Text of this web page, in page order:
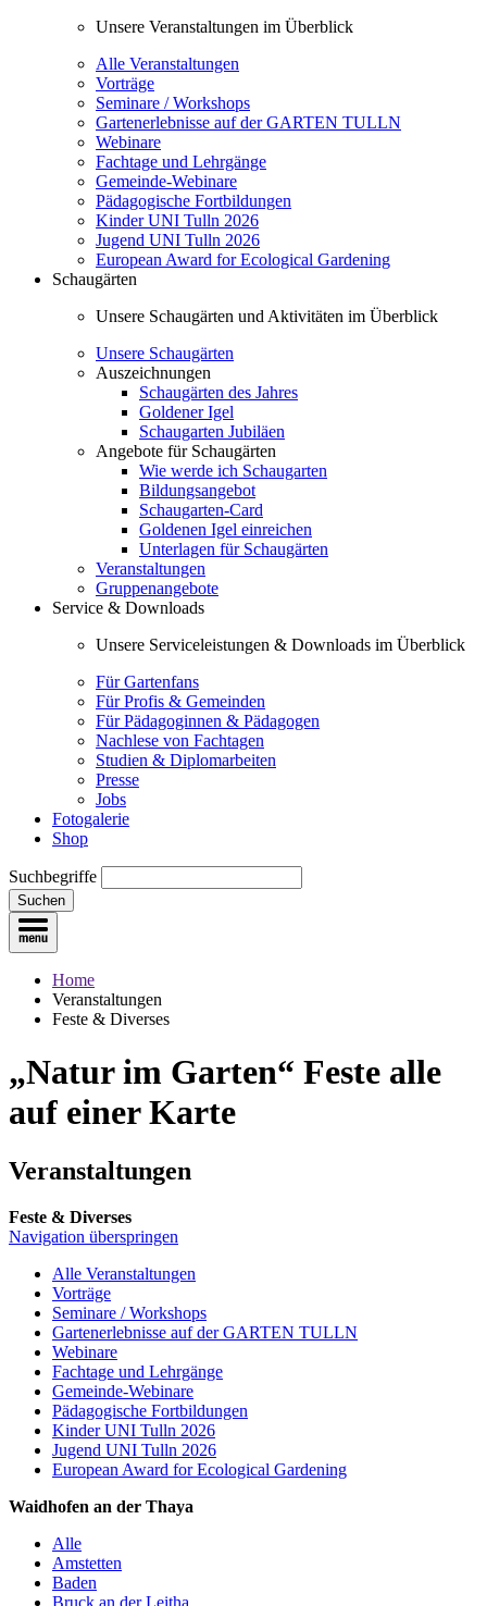
Unsere Veranstaltungen im Überblick
Alle Veranstaltungen
Vorträge
Seminare / Workshops
Gartenerlebnisse auf der GARTEN TULLN
Webinare
Fachtage und Lehrgänge
Gemeinde-Webinare
Pädagogische Fortbildungen
Kinder UNI Tulln 2026
Jugend UNI Tulln 2026
European Award for Ecological Gardening
Schaugärten
Unsere Schaugärten und Aktivitäten im Überblick
Unsere Schaugärten
Auszeichnungen
Schaugärten des Jahres
Goldener Igel
Schaugarten Jubiläen
Angebote für Schaugärten
Wie werde ich Schaugarten
Bildungsangebot
Schaugarten-Card
Goldenen Igel einreichen
Unterlagen für Schaugärten
Veranstaltungen
Gruppenangebote
Service & Downloads
Unsere Serviceleistungen & Downloads im Überblick
Für Gartenfans
Für Profis & Gemeinden
Für Pädagoginnen & Pädagogen
Nachlese von Fachtagen
Studien & Diplomarbeiten
Presse
Jobs
Fotogalerie
Shop
Suchbegriffe
Suchen
Home
Veranstaltungen
Feste & Diverses
„Natur im Garten“ Feste alle
auf einer Karte
Veranstaltungen
Feste & Diverses
Navigation überspringen
Alle Veranstaltungen
Vorträge
Seminare / Workshops
Gartenerlebnisse auf der GARTEN TULLN
Webinare
Fachtage und Lehrgänge
Gemeinde-Webinare
Pädagogische Fortbildungen
Kinder UNI Tulln 2026
Jugend UNI Tulln 2026
European Award for Ecological Gardening
Waidhofen an der Thaya
Alle
Amstetten
Baden
Bruck an der Leitha